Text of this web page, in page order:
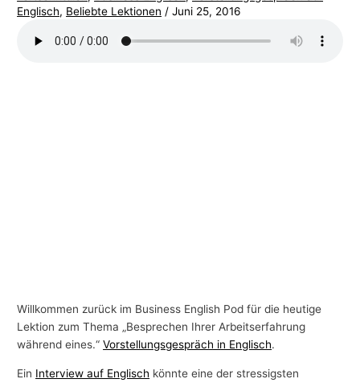
Englisch, Beliebte Lektionen /Juni 25, 2016
Willkommen zurück im Business English Pod für die heutige
Lektion zum Thema „Besprechen Ihrer Arbeitserfahrung
während eines.“Vorstellungsgespräch in Englisch.
Ein Interview auf Englisch könnte eine der stressigsten
-